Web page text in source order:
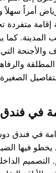
أمراً سهلاً
إقامة متفردة
المدينة. كما
والأجنحة
في
في فندق
فيها
التصميم